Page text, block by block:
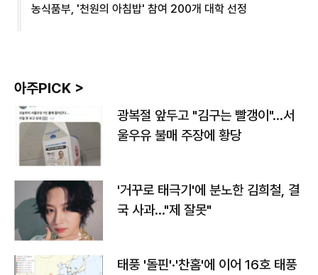
농식품부, '천원의 아침밥' 참여 200개 대학 선정
아주PICK >
광복절 앞두고 "김구는 빨갱이"…서
울우유 불매 주장에 황당
'거꾸로 태극기'에 분노한 김희철, 결
국 사과…"제 잘못"
태풍 '돌핀'·'찬홈'에 이어 16호 태풍